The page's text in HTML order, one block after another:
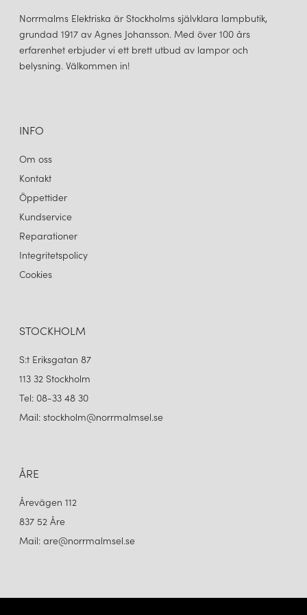
Norrmalms Elektriska är Stockholms självklara lampbutik,
grundad 1917 av Agnes Johansson. Med över 100 års
erfarenhet erbjuder vi ett brett utbud av lampor och
belysning. Välkommen in!
INFO
Om oss
Kontakt
Öppettider
Kundservice
Reparationer
Integritetspolicy
Cookies
STOCKHOLM
S:t Eriksgatan 87
113 32 Stockholm
Tel: 08-33 48 30
Mail: stockholm@norrmalmsel.se
ÅRE
Årevägen 112
837 52 Åre
Mail: are@norrmalmsel.se